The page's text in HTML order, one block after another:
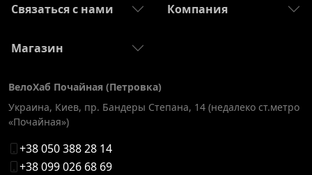
Связаться с нами
Компания
Магазин
ВелоХаб Почайная (Петровка)
Украина, Киев, пр. Бандеры Степана, 14 (недалеко ст.метро
«Почайная»)
+38 050 388 28 14
+38 099 026 68 69